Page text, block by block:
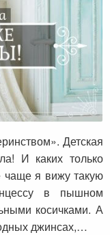
Детская
И каких только
я вижу такую
в пышном
косичками. А
джинсах,…